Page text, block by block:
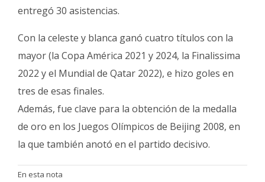
entregó 30 asistencias.
Con la celeste y blanca ganó cuatro títulos con la
mayor (la Copa América 2021 y 2024, la Finalissima
2022 y el Mundial de Qatar 2022), e hizo goles en
tres de esas finales.
Además, fue clave para la obtención de la medalla
de oro en los Juegos Olímpicos de Beijing 2008, en
la que también anotó en el partido decisivo.
En esta nota